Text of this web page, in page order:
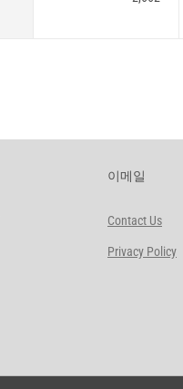
이메일
Contact Us
Privacy Policy